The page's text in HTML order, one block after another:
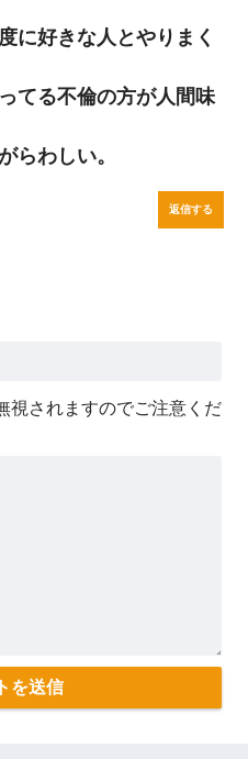
に好きな人とやりまく
てる不倫の方が人間味
らわしい。
返信する
視されますのでご注意くだ